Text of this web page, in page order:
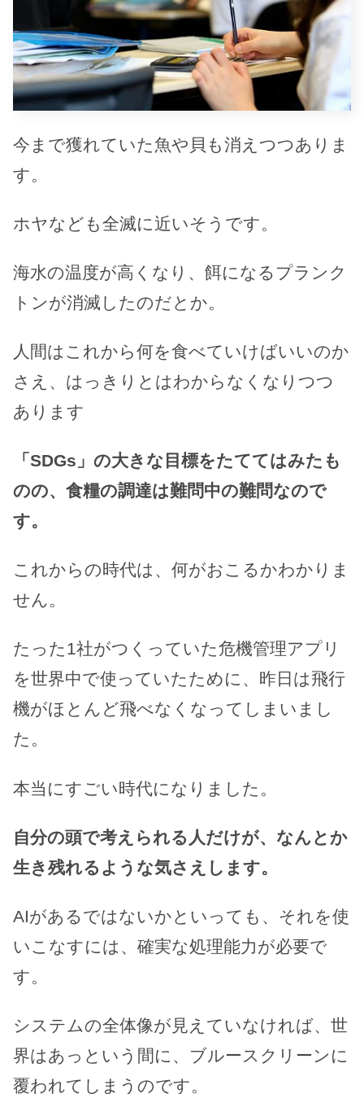
今まで獲れていた魚や貝も消えつつありま
す。
ホヤなども全滅に近いそうです。
海水の温度が高くなり、餌になるプランク
トンが消滅したのだとか。
人間はこれから何を食べていけばいいのか
さえ、はっきりとはわからなくなりつつ
あります
「SDGs」の大きな目標をたててはみたも
のの、食糧の調達は難問中の難問なので
す。
これからの時代は、何がおこるかわかりま
せん。
たった1社がつくっていた危機管理アプリ
を世界中で使っていたために、昨日は飛行
機がほとんど飛べなくなってしまいまし
た。
本当にすごい時代になりました。
自分の頭で考えられる人だけが、なんとか
生き残れるような気さえします。
AIがあるではないかといっても、それを使
いこなすには、確実な処理能力が必要で
す。
システムの全体像が見えていなければ、世
界はあっという間に、ブルースクリーンに
覆われてしまうのです。